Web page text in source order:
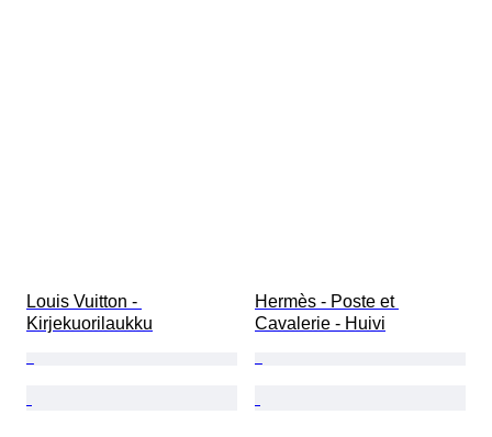
Louis Vuitton -
Kirjekuorilaukku
Hermès - Poste et
Cavalerie - Huivi